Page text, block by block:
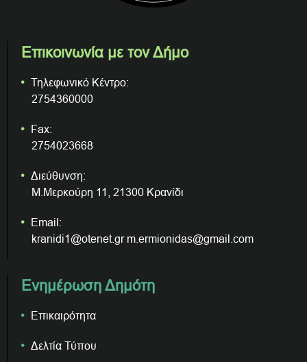
Επικοινωνία με τον Δήμο
Τηλεφωνικό Κέντρο:
2754360000
Fax:
2754023668
Διεύθυνση:
Μ.Μερκούρη 11, 21300 Κρανίδι
Email:
kranidi1@otenet.gr m.ermionidas@gmail.com
Ενημέρωση Δημότη
Επικαιρότητα
Δελτία Τύπου